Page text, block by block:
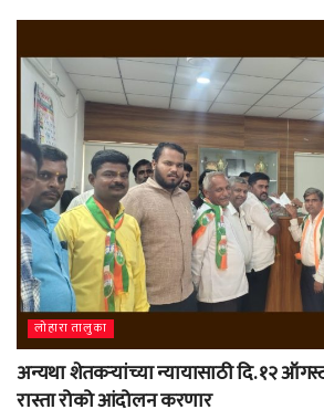
लोहारा तालुका
अन्यथा शेतकऱ्यांच्या न्यायासाठी दि. १२
रास्ता रोको आंदोलन करणार